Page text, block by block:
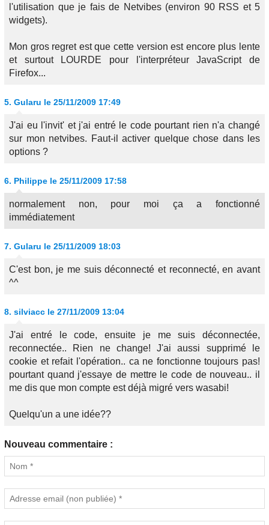
l'utilisation que je fais de Netvibes (environ 90 RSS et 5
widgets).
Mon gros regret est que cette version est encore plus lente
et surtout LOURDE pour l'interpréteur JavaScript de
Firefox...
5. Gularu le 25/11/2009 17:49
J'ai eu l'invit' et j'ai entré le code pourtant rien n'a changé
sur mon netvibes. Faut-il activer quelque chose dans les
options ?
6. Philippe le 25/11/2009 17:58
normalement non, pour moi ça a fonctionné
immédiatement
7. Gularu le 25/11/2009 18:03
C'est bon, je me suis déconnecté et reconnecté, en avant
^^
8. silviacc le 27/11/2009 13:04
J'ai entré le code, ensuite je me suis déconnectée,
reconnectée.. Rien ne change! J'ai aussi supprimé le
cookie et refait l'opération.. ca ne fonctionne toujours pas!
pourtant quand j'essaye de mettre le code de nouveau.. il
me dis que mon compte est déjà migré vers wasabi!
Quelqu'un a une idée??
Nouveau commentaire :